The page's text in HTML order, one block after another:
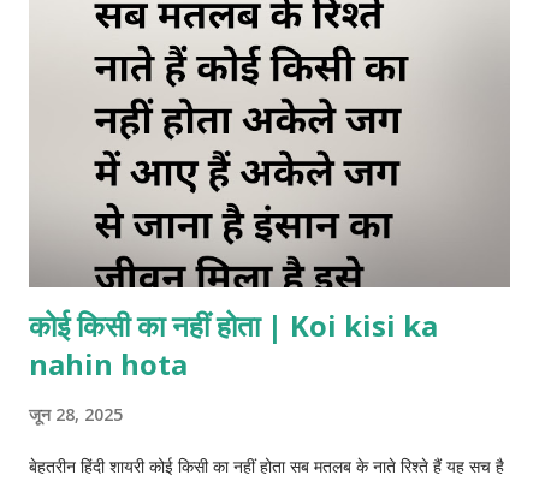
अरमान है अब यह कुछ पल का रिश्ता नहीं है बल्कि उम्र भर का नाता है। 5. लेटेस्ट
लव शायरी इन हिंदी तेरे बिना जिंदगी में सब कुछ अधूरा लगता है तेरी एक हंसी से
सभी मुश्किलें दूर होती है तुम मेरी ख्वा...
कोई किसी का नहीं होता | Koi kisi ka
nahin hota
जून 28, 2025
बेहतरीन हिंदी शायरी कोई किसी का नहीं होता सब मतलब के नाते रिश्ते हैं यह सच है